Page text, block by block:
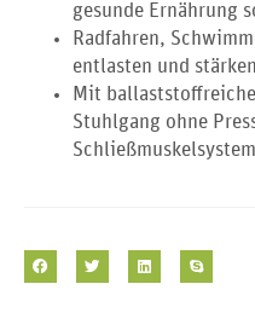
gesunde Ernährung
Radfahren,
entlasten und
Mit
Stuhlgang ohne